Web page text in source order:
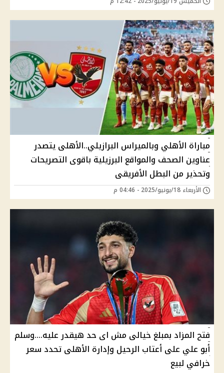
مباراة الأهلي وبالميراس البرازيلي..الأهلى يتصدر
عناوين الصحف والمواقع البرزيلية باقوى التصريحات
وتحذير من البطل الأفريقى
الأربعاء 18/يونيو/2025 - 04:46 م
فتح المزاد بمبلغ خيالى مش اى حد هيقدر عليه....وسلم
أبو علي على أعتاب الرحيل وإدارة الأهلى تحدد سعر
خرافي لبيع